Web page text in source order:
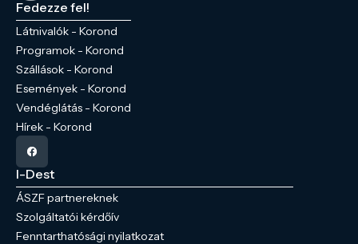
Fedezze fel!
Látnivalók - Korond
Programok - Korond
Szállások - Korond
Események - Korond
Vendéglátás - Korond
Hírek - Korond
I-Dest
ÁSZF partnereknek
Szolgáltatói kérdőív
Fenntarthatósági nyilatkozat